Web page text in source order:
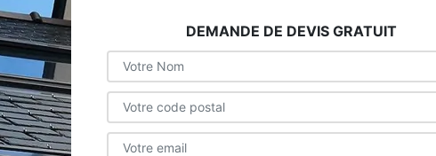
DEMANDE DE DEVIS GRATUIT